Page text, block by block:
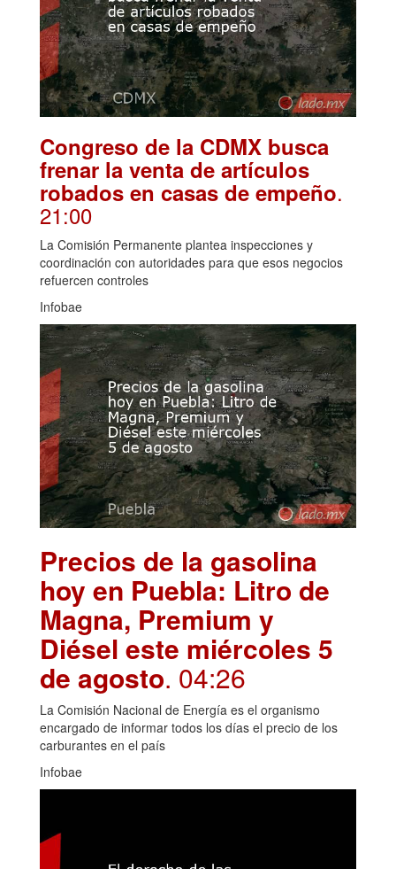
Congreso de la CDMX busca
frenar la venta de artículos
robados en casas de empeño.
21:00
La Comisión Permanente plantea inspecciones y
coordinación con autoridades para que esos negocios
refuercen controles
Infobae
Precios de la gasolina
hoy en Puebla: Litro de
Magna, Premium y
Diésel este miércoles 5
de agosto. 04:26
La Comisión Nacional de Energía es el organismo
encargado de informar todos los días el precio de los
carburantes en el país
Infobae